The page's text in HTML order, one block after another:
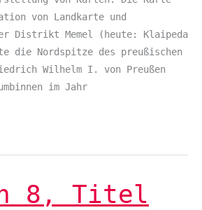
von Landkarte und
Distrikt Memel (heute: Klaipeda
die Nordspitze des preußischen
Wilhelm I. von Preußen
im Jahr
8, Titel